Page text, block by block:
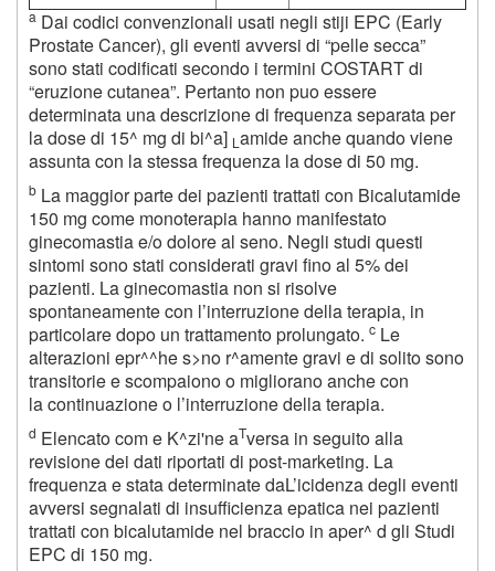
a Dai codici convenzionali usati negli stiji EPC (Early
Prostate Cancer), gli eventi avversi di “pelle secca”
sono stati codificati secondo i termini COSTART di
“eruzione cutanea”. Pertanto non puo essere
determinata una descrizione di frequenza separata per
la dose di 15^ mg di bi^a] L amide anche quando viene
assunta con la stessa frequenza la dose di 50 mg.
b La maggior parte dei pazienti trattati con Bicalutamide
150 mg come monoterapia hanno manifestato
ginecomastia e/o dolore al seno. Negli studi questi
sintomi sono stati considerati gravi fino al 5% dei
pazienti. La ginecomastia non si risolve
spontaneamente con l’interruzione della terapia, in
particolare dopo un trattamento prolungato. c Le
alterazioni epr^^he s>no r^amente gravi e di solito sono
transitorie e scompaiono o migliorano anche con
la continuazione o l’interruzione della terapia.
d Elencato com e K^zi'ne aTversa in seguito alla
revisione dei dati riportati di post-marketing. La
frequenza e stata determinate daL’icidenza degli eventi
avversi segnalati di insufficienza epatica nei pazienti
trattati con bicalutamide nel braccio in aper^ d gli Studi
EPC di 150 mg.